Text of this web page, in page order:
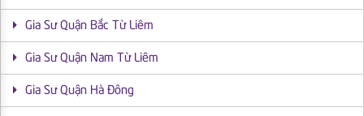
Gia Sư Quận Bắc Từ Liêm
Gia Sư Quận Nam Từ Liêm
Gia Sư Quận Hà Đông